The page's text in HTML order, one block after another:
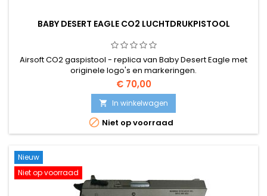
BABY DESERT EAGLE CO2 LUCHTDRUKPISTOOL
Airsoft CO2 gaspistool - replica van Baby Desert Eagle met
originele logo's en markeringen.
€ 70,00
 In winkelwagen
 Niet op voorraad
Nieuw
Niet op voorraad